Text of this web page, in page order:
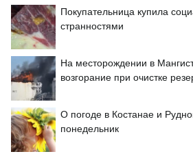
Покупательница купила
странностями
На месторождении в
возгорание при очистке
О погоде в Костанае и
понедельник